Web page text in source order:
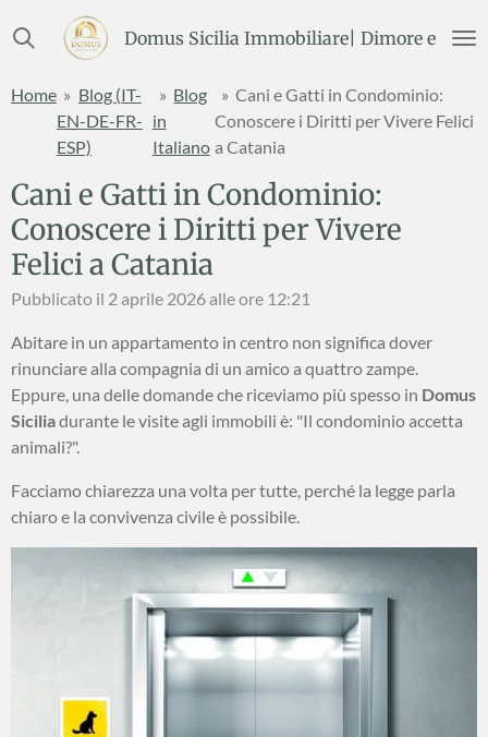
al
principale
Domus Sicilia Immobiliare| Dimore e
Home » Blog (IT-
EN-DE-FR-
ESP)
» Blog
in
Italiano
» Cani e Gatti in Condominio:
Conoscere i Diritti per Vivere Felici
a Catania
Cani e Gatti in Condominio:
Conoscere i Diritti per Vivere
Felici a Catania
Pubblicato il 2 aprile 2026 alle ore 12:21
Abitare in un appartamento in centro non significa dover
rinunciare alla compagnia di un amico a quattro zampe.
Eppure, una delle domande che riceviamo più spesso in Domus
Siciliadurante le visite agli immobili è: "Il condominio accetta
animali?".
Facciamo chiarezza una volta per tutte, perché la legge parla
chiaro e la convivenza civile è possibile.